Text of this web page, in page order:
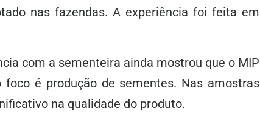
nas fazendas. A experiência foi feita em
com a sementeira ainda mostrou que o MIP
é produção de sementes. Nas amostras
na qualidade do produto.